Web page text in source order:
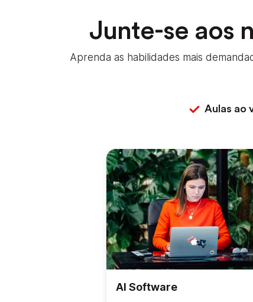
Junte-se aos
Aprenda as habilidades mais
Aulas ao
AI Software